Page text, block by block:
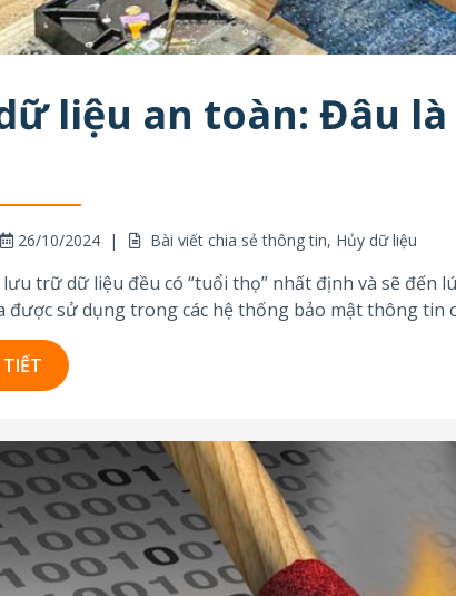
liệu an toàn: Đâu
26/10/2024 Bài viết chia sẻ thông tin, Hủy dữ liệu
trữ dữ liệu đều có “tuổi thọ” nhất định và sẽ đến
được sử dụng trong các hệ thống bảo mật thông
TIẾT